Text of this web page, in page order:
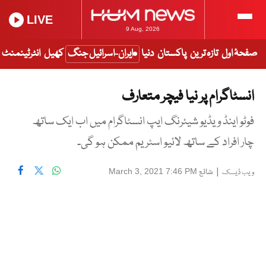
9 Aug, 2026
LIVE
صفحۂ اول تازہ ترین پاکستان دنیا ایران-اسرائیل جنگ کھیل انٹرٹینمنٹ
انسٹاگرام پر نیا فیچر متعارف
فوٹو اینڈ ویڈیو شیئرنگ ایپ انسٹاگرام میں اب ایک ساتھ
چار افراد کے ساتھ لائیو اسٹریم ممکن ہو گی۔
ویب ڈیسک | شائع March 3, 2021 7:46 PM